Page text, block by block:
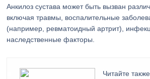
Анкилоз сустава может быть вызван
включая травмы, воспалительные
(например, ревматоидный артрит),
наследственные факторы.
Читайте